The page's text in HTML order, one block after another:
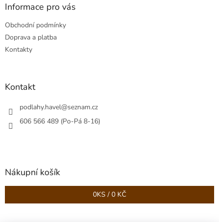
Informace pro vás
Obchodní podmínky
Doprava a platba
Kontakty
Kontakt
podlahy.havel@seznam.cz
606 566 489 (Po-Pá 8-16)
Nákupní košík
0KS / 0 KČ